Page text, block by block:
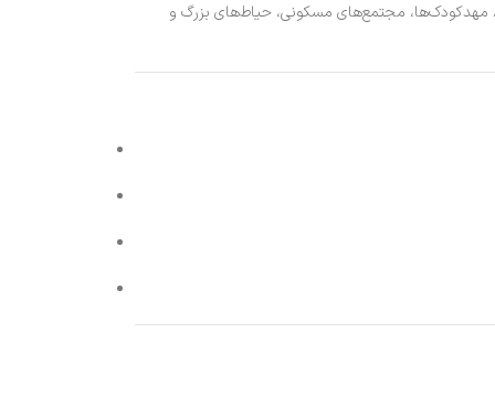
بزرگ، مهدکودک‌ها، مجتمع‌های مسکونی، حیاط‌های بزرگ و